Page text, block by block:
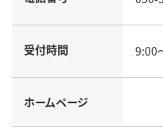
受付時間 9:00
ホームページ